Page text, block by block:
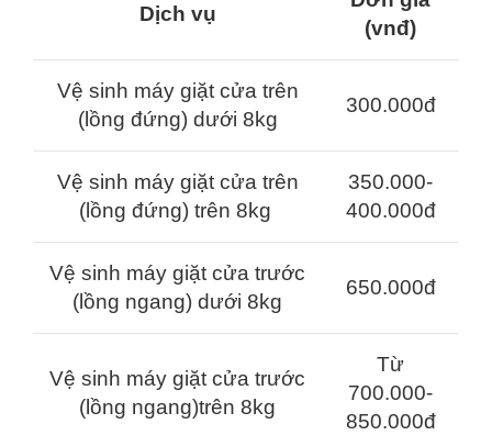
Dịch vụ
(vnđ)
Vệ sinh máy giặt cửa trên
(lồng đứng) dưới 8kg
300.000đ
Vệ sinh máy giặt cửa trên
(lồng đứng) trên 8kg
350.000-
400.000đ
Vệ sinh máy giặt cửa trước
(lồng ngang) dưới 8kg
650.000đ
Vệ sinh máy giặt cửa trước
(lồng ngang)trên 8kg
Từ
700.000-
850.000đ